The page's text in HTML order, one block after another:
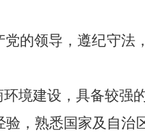
党的领导，遵纪守
环境建设，具备较强
验，熟悉国家及自